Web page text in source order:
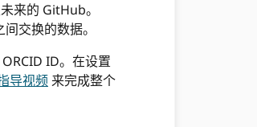
来的 GitHub。
交换的数据。
ID。在设置
导视频 来完成整个